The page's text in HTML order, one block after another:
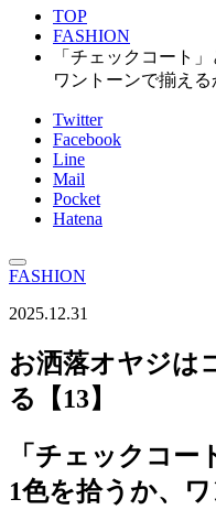
TOP
FASHION
「チェックコート
ワントーンで揃え
Twitter
Facebook
Line
Mail
Pocket
Hatena
FASHION
2025.12.31
お洒落オヤジは
る【13】
「チェックコ
1色を拾うか、